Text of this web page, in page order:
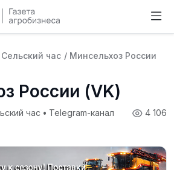
Сельский час / Минсельхоз России
России (VK)
4 106
час • Telegram-канал